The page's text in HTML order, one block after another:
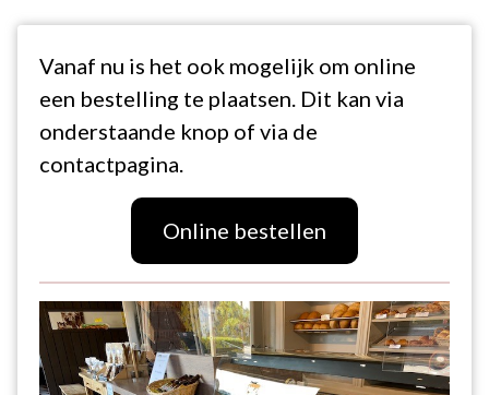
Vanaf nu is het ook mogelijk om online
een bestelling te plaatsen. Dit kan via
onderstaande knop of via de
contactpagina.
Online bestellen